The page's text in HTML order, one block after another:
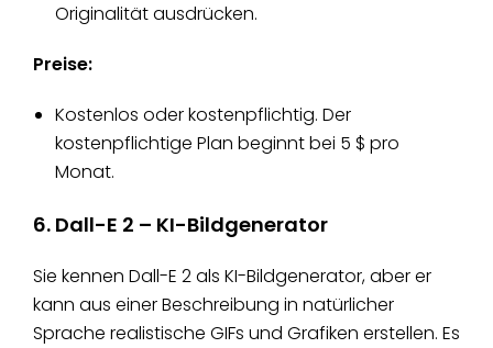
Originalität ausdrücken.
Preise:
Kostenlos oder kostenpflichtig. Der
kostenpflichtige Plan beginnt bei 5 $ pro
Monat.
6. Dall-E 2 – KI-Bildgenerator
Sie kennen Dall-E 2 als KI-Bildgenerator, aber er
kann aus einer Beschreibung in natürlicher
Sprache realistische GIFs und Grafiken erstellen. Es